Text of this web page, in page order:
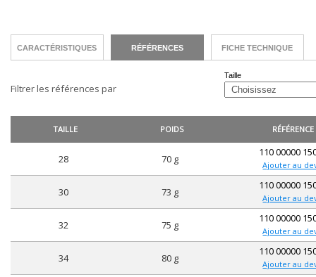
CARACTÉRISTIQUES RÉFÉRENCES FICHE TECHNIQUE
Filtrer les références par
Taille
TAILLE POIDS RÉFÉRENCE
28 70 g
110 00000
Ajouter au
30 73 g
110 00000
Ajouter au
32 75 g
110 00000
Ajouter au
34 80 g
110 00000
Ajouter au